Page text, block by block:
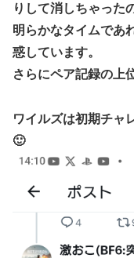
りして消しちゃった
明らかなタイムであ
惑しています。
さらにペア記録の上
ワイルズは初期チャ
🙂